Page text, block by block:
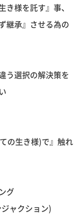
き様を託す』事、
継承』させる為の
う選択の解決策を
の生き様)で』触れ
グ
ャクション)